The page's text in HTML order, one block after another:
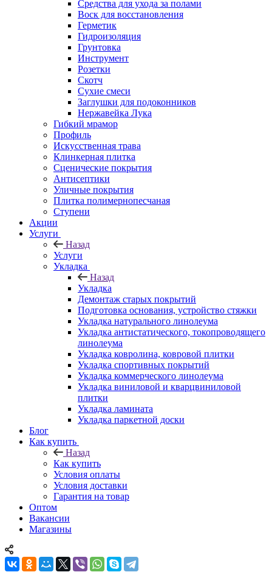
Средства для ухода за полами
Воск для восстановления
Герметик
Гидроизоляция
Грунтовка
Инструмент
Розетки
Скотч
Сухие смеси
Заглушки для подоконников
Нержавейка Лука
Гибкий мрамор
Профиль
Искусственная трава
Клинкерная плитка
Сценические покрытия
Антисептики
Уличные покрытия
Плитка полимернопесчаная
Ступени
Акции
Услуги
Назад
Услуги
Укладка
Назад
Укладка
Демонтаж старых покрытий
Подготовка основания, устройство стяжки
Укладка натурального линолеума
Укладка антистатического, токопроводящего
линолеума
Укладка ковролина, ковровой плитки
Укладка спортивных покрытий
Укладка коммерческого линолеума
Укладка виниловой и кварцвиниловой
плитки
Укладка ламината
Укладка паркетной доски
Блог
Как купить
Назад
Как купить
Условия оплаты
Условия доставки
Гарантия на товар
Оптом
Вакансии
Магазины